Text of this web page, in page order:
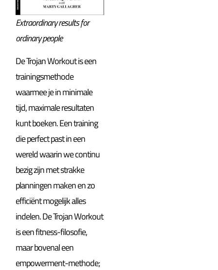
Extraordinary results for
ordinary people
De Trojan Workout is een
trainingsmethode
waarmee je in minimale
tijd, maximale resultaten
kunt boeken. Een training
die perfect past in een
wereld waarin we continu
bezig zijn met strakke
planningen maken en zo
efficiënt mogelijk alles
indelen. De Trojan Workout
is een fitness-filosofie,
maar bovenal een
empowerment-methode;